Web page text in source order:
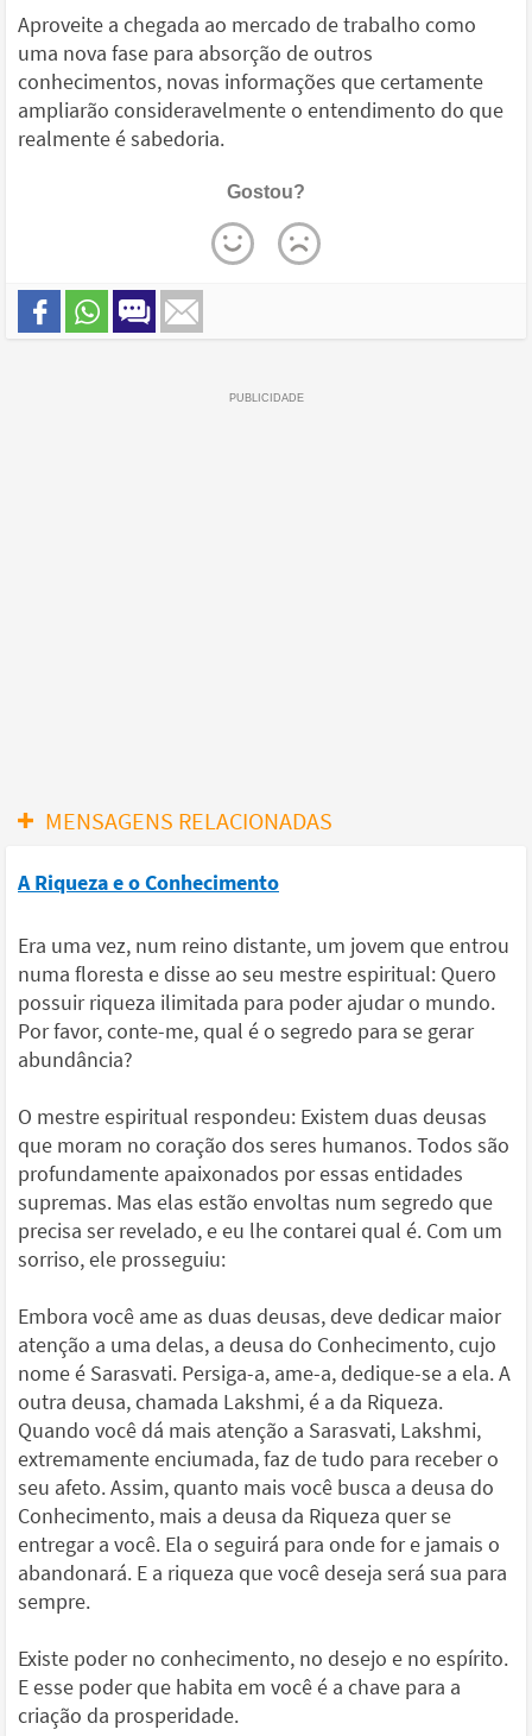
Aproveite a chegada ao mercado de trabalho como
uma nova fase para absorção de outros
conhecimentos, novas informações que certamente
ampliarão consideravelmente o entendimento do que
realmente é sabedoria.
Gostou?
MENSAGENS RELACIONADAS
A Riqueza e o Conhecimento
Era uma vez, num reino distante, um jovem que entrou
numa floresta e disse ao seu mestre espiritual: Quero
possuir riqueza ilimitada para poder ajudar o mundo.
Por favor, conte-me, qual é o segredo para se gerar
abundância?
O mestre espiritual respondeu: Existem duas deusas
que moram no coração dos seres humanos. Todos são
profundamente apaixonados por essas entidades
supremas. Mas elas estão envoltas num segredo que
precisa ser revelado, e eu lhe contarei qual é. Com um
sorriso, ele prosseguiu:
Embora você ame as duas deusas, deve dedicar maior
atenção a uma delas, a deusa do Conhecimento, cujo
nome é Sarasvati. Persiga-a, ame-a, dedique-se a ela. A
outra deusa, chamada Lakshmi, é a da Riqueza.
Quando você dá mais atenção a Sarasvati, Lakshmi,
extremamente enciumada, faz de tudo para receber o
seu afeto. Assim, quanto mais você busca a deusa do
Conhecimento, mais a deusa da Riqueza quer se
entregar a você. Ela o seguirá para onde for e jamais o
abandonará. E a riqueza que você deseja será sua para
sempre.
Existe poder no conhecimento, no desejo e no espírito.
E esse poder que habita em você é a chave para a
criação da prosperidade.